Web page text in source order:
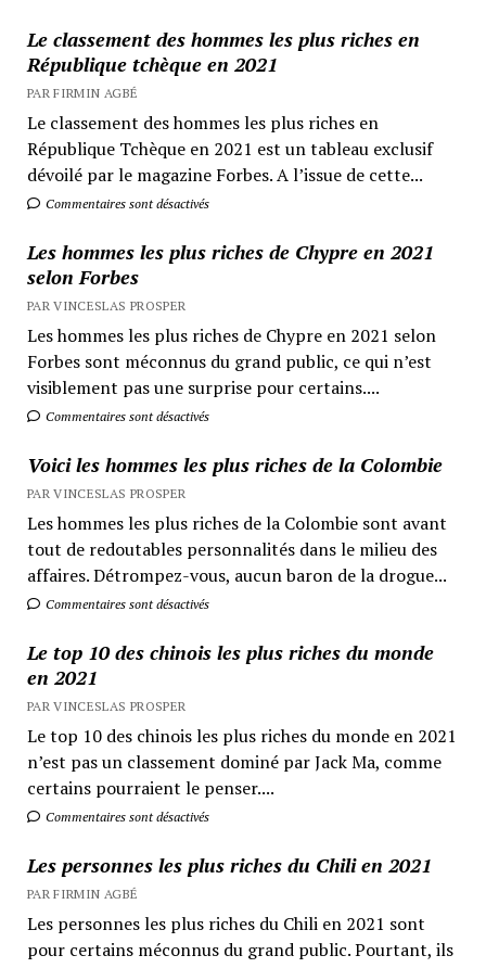
Le classement des hommes les plus riches en
République tchèque en 2021
PAR FIRMIN AGBÉ
Le classement des hommes les plus riches en
République Tchèque en 2021 est un tableau exclusif
dévoilé par le magazine Forbes. A l’issue de cette...
Commentaires sont désactivés
Les hommes les plus riches de Chypre en 2021
selon Forbes
PAR VINCESLAS PROSPER
Les hommes les plus riches de Chypre en 2021 selon
Forbes sont méconnus du grand public, ce qui n’est
visiblement pas une surprise pour certains....
Commentaires sont désactivés
Voici les hommes les plus riches de la Colombie
PAR VINCESLAS PROSPER
Les hommes les plus riches de la Colombie sont avant
tout de redoutables personnalités dans le milieu des
affaires. Détrompez-vous, aucun baron de la drogue...
Commentaires sont désactivés
Le top 10 des chinois les plus riches du monde
en 2021
PAR VINCESLAS PROSPER
Le top 10 des chinois les plus riches du monde en 2021
n’est pas un classement dominé par Jack Ma, comme
certains pourraient le penser....
Commentaires sont désactivés
Les personnes les plus riches du Chili en 2021
PAR FIRMIN AGBÉ
Les personnes les plus riches du Chili en 2021 sont
pour certains méconnus du grand public. Pourtant, ils